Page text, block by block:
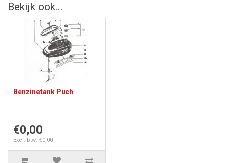
Bekijk ook...
Benzinetank Puch
€0,00
Excl. btw: €0,00